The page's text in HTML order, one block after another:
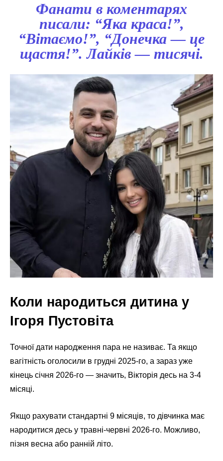
Фанати в коментарях
писали: “Яка краса!”,
“Вітаємо!”, “Донечка — це
щастя!”. Лайків — тисячі.
Коли народиться дитина у
Ігоря Пустовіта
Точної дати народження пара не називає. Та якщо
вагітність оголосили в грудні 2025-го, а зараз уже
кінець січня 2026-го — значить, Вікторія десь на 3-4
місяці.
Якщо рахувати стандартні 9 місяців, то дівчинка має
народитися десь у травні-червні 2026-го. Можливо,
пізня весна або ранній літо.